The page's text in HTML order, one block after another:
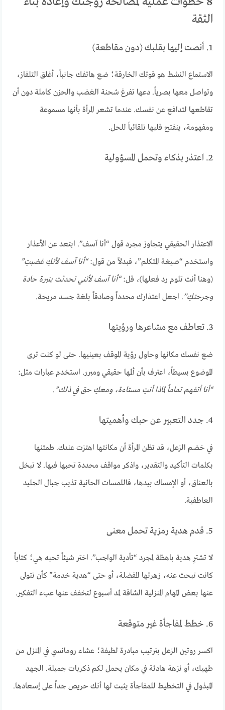
الثقة
1. أنصت إليها بقلبك (دون مقاطعة)
الاستماع النشط هو قوتك الخارقة؛ ضع هاتفك جانباً، أغلق التلفاز،
وتواصل معها بصرياً. دعها تفرغ شحنة الغضب والحزن كاملة دون أن
تقاطعها لتدافع عن نفسك. عندما تشعر المرأة بأنها مسموعة
ومفهومة، ينفتح قلبها تلقائياً للحل.
2. اعتذر بذكاء وتحمل المسؤولية
الاعتذار الحقيقي يتجاوز مجرد قول “أنا آسف”. ابتعد عن الأعذار
واستخدم “صيغة المتكلم”، فبدلاً من قول:“أنا آسف لأنكِ غضبتِ”
(وهنا أنت تلوم رد فعلها)، قل:“أنا آسف لأنني تحدثت بنبرة حادة
وجرحتكِ”. اجعل اعتذارك محدداً وصادقاً بلغة جسد مريحة.
3. تعاطف مع مشاعرها ورؤيتها
ضع نفسك مكانها وحاول رؤية الموقف بعينيها. حتى لو كنت ترى
الموضوع بسيطاً، اعترف بأن ألمها حقيقي ومبرر. استخدم عبارات مثل:
“أنا أتفهم تماماً لماذا أنتِ مستاءة، ومعكِ حق في ذلك”.
4. جدد التعبير عن حبك وأهميتها
في خضم الزعل، قد تظن المرأة أن مكانتها اهتزت عندك. طمئنها
بكلمات التأكيد والتقدير، واذكر مواقف محددة تحبها فيها. لا تبخل
بالعناق، أو الإمساك بيدها، فاللمسات الحانية تذيب جبال الجليد
العاطفية.
5. قدم هدية رمزية تحمل معنى
لا تشترِ هدية باهظة لمجرد “تأدية الواجب”. اختر شيئاً تحبه هي؛ كتاباً
كانت تبحث عنه، زهرتها المفضلة، أو حتى “هدية خدمة” كأن تتولى
عنها بعض المهام المنزلية الشاقة لمد أسبوع لتخفف عنها عبء التفكير.
6. خطط لمفاجأة غير متوقعة
اكسر روتين الزعل بترتيب مبادرة لطيفة؛ عشاء رومانسي في المنزل من
طهيك، أو نزهة هادئة في مكان يحمل لكم ذكريات جميلة. الجهد
المبذول في التخطيط للمفاجأة يثبت لها أنك حريص جداً على إسعادها.